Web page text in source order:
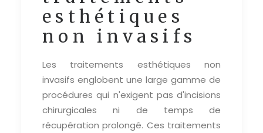
esthétiques
non invasifs
Les traitements esthétiques non
invasifs englobent une large gamme de
procédures qui n'exigent pas d'incisions
chirurgicales ni de temps de
récupération prolongé. Ces traitements